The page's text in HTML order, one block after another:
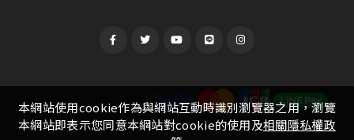
本網站使用cookie作為與網站互動時識別瀏覽器之用，瀏覽
本網站即表示您同意本網站對cookie的使用及相關隱私權政